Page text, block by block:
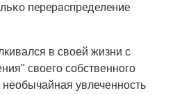
перераспределение
в своей жизни с
своего собственного
необычайная увлеченность